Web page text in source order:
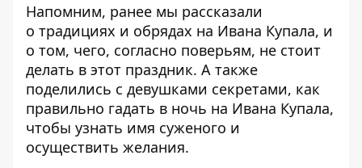
Напомним, ранее мы рассказали
о традициях и обрядах на Ивана Купала, и
о том, чего, согласно поверьям, не стоит
делать в этот праздник. А также
поделились с девушками секретами, как
правильно гадать в ночь на Ивана Купала,
чтобы узнать имя суженого и
осуществить желания.